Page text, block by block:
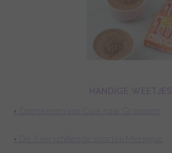
HANDIGE WEETJES
• Omrekenen van Cups naar Grammen
• De 3 verschillende soorten Meringue